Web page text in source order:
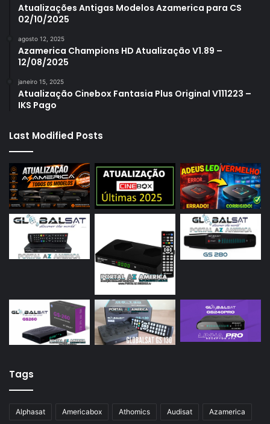
Atualizações Antigas Modelos Azamerica para CS
02/10/2025
agosto 12, 2025
Azamerica Champions HD Atualização V1.89 –
12/08/2025
janeiro 15, 2025
Atualização Cinebox Fantasia Plus Original V111223 –
IKS Pago
Last Modified Posts
Tags
Alphasat Americabox Athomics Audisat Azamerica